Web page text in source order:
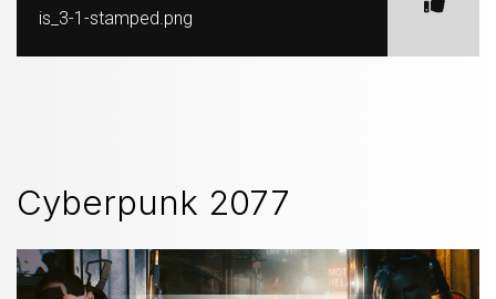
is_3-1-stamped.png
Cyberpunk 2077